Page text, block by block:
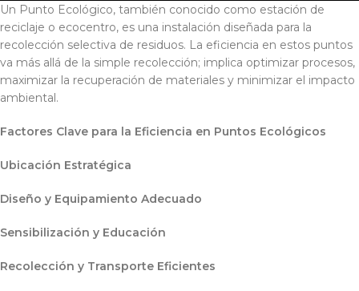
Un Punto Ecológico, también conocido como estación de
reciclaje o ecocentro, es una instalación diseñada para la
recolección selectiva de residuos. La eficiencia en estos puntos
va más allá de la simple recolección; implica optimizar procesos,
maximizar la recuperación de materiales y minimizar el impacto
ambiental.
Factores Clave para la Eficiencia en Puntos Ecológicos
Ubicación Estratégica
Diseño y Equipamiento Adecuado
Sensibilización y Educación
Recolección y Transporte Eficientes